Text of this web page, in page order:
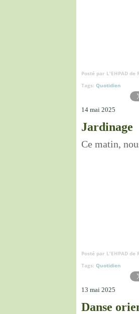
Posté par L'EHPAD de
Tags: Quotidien
14 mai 2025
Jardinage
Ce matin,
Posté par L'EHPAD de
Tags: Quotidien
13 mai 2025
Danse